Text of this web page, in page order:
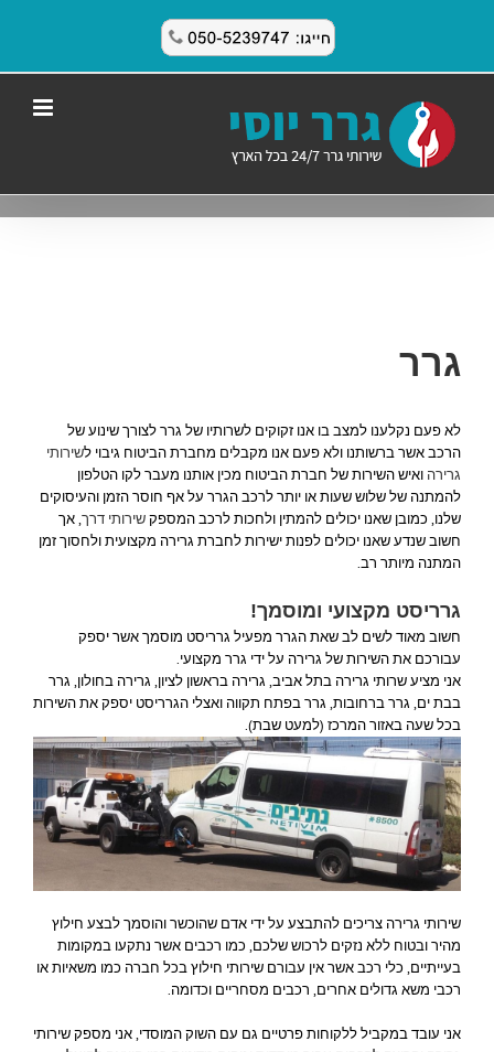
גרר
לא פעם נקלענו למצב בו אנו זקוקים לשרותיו של גרר לצורך שינוע של
הרכב אשר ברשותנו ולא פעם אנו מקבלים מחברת הביטוח גיבוי לשירותי
גרירה ואיש השירות של חברת הביטוח מכין אותנו מעבר לקו הטלפון
להמתנה של שלוש שעות או יותר לרכב הגרר על אף חוסר הזמן והעיסוקים
שלנו, כמובן שאנו יכולים להמתין ולחכות לרכב המספקשירותי דרך, אך
חשוב שנדע שאנו יכולים לפנות ישירות לחברת גרירה מקצועית ולחסוך זמן
המתנה מיותר רב.
גרריסט מקצועי ומוסמך!
חשוב מאוד לשים לב שאת הגרר מפעיל גרריסט מוסמך אשר יספק
עבורכם את השירות של גרירה על ידי גרר מקצועי.
אני מציע שרותי גרירה בתל אביב, גרירה בראשון לציון, גרירה בחולון, גרר
בבת ים, גרר ברחובות, גרר בפתח תקווה ואצלי הגרריסט יספק את השירות
בכל שעה באזור המרכז (למעט שבת).
שירותי גרירה צריכים להתבצע על ידי אדם שהוכשר והוסמך לבצע חילוץ
מהיר ובטוח ללא נזקים לרכוש שלכם, כמו רכבים אשר נתקעו במקומות
בעייתיים, כלי רכב אשר אין עבורם שירותי חילוץ בכל חברה כמו משאיות או
רכבי משא גדולים אחרים, רכבים מסחריים וכדומה.
אני עובד במקביל ללקוחות פרטיים גם עם השוק המוסדי, אני מספק שירותי